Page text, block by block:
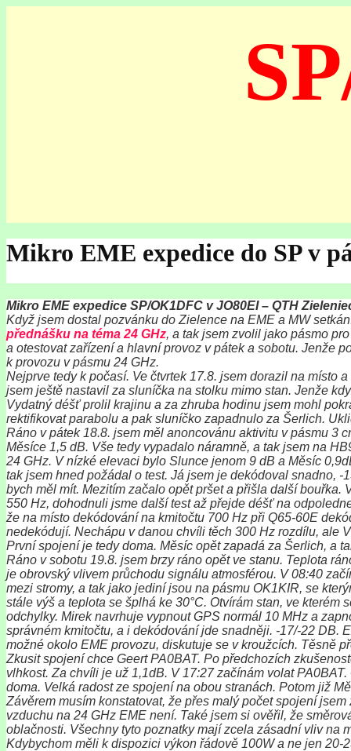
Mikro EME expedice do SP v
Mikro EME expedice SP/OK1DFC v JO80EI – QTH
Když jsem dostal pozvánku do Zielence na EME a MW
přednášku na téma 24 GHz, a tak jsem zvolil jako pásmo
a otestovat zařízení a hlavní provoz v pátek a sobotu. Jenže
k provozu v pásmu 24 GHz.
Nejprve tedy k počasí. Ve čtvrtek 17.8. jsem dorazil na místo
jsem ještě nastavil za sluníčka na stolku mimo stan. Jenže
Vydatný déšť prolil krajinu a za zhruba hodinu jsem mohl
rektifikovat parabolu a pak sluníčko zapadnulo za Šerlich.
Ráno v pátek 18.8. jsem měl anoncovánu aktivitu v pásmu 3
Měsíce 1,5 dB. Vše tedy vypadalo náramně, a tak jsem na
24 GHz. V nízké elevaci bylo Slunce jenom 9 dB a Měsíc
tak jsem hned požádal o test. Já jsem je dekódoval snadno,
bych měl mít. Mezitím začalo opět pršet a přišla další
550 Hz, dohodnuli jsme další test až přejde déšť na
že na místo dekódování na kmitočtu 700 Hz při Q65-60E
nedekódují. Nechápu v danou chvíli těch 300 Hz rozdílu, ale
První spojení je tedy doma. Měsíc opět zapadá za Šerlich, a
Ráno v sobotu 19.8. jsem brzy ráno opět ve stanu. Teplota
je obrovský vlivem průchodu signálu atmosférou. V 08:40
mezi stromy, a tak jako jediní jsou na pásmu OK1KIR, se
stále výš a teplota se šplhá ke 30°C. Otvírám stan, ve
odchylky. Mirek navrhuje vypnout GPS normál 10 MHz a
správném kmitočtu, a i dekódování jde snadněji. -17/-22 DB.
možné okolo EME provozu, diskutuje se v kroužcích. Těsně
Zkusit spojení chce Geert PA0BAT. Po předchozích
vlhkost. Za chvíli je už 1,1dB. V 17:27 začínám volat
doma. Velká radost ze spojení na obou stranách. Potom již
Závěrem musím konstatovat, že přes malý počet spojení
vzduchu na 24 GHz EME není. Také jsem si ověřil, že
oblačnosti. Všechny tyto poznatky mají zcela zásadní vliv na
Kdybychom měli k dispozici výkon řádově 100W a ne jen